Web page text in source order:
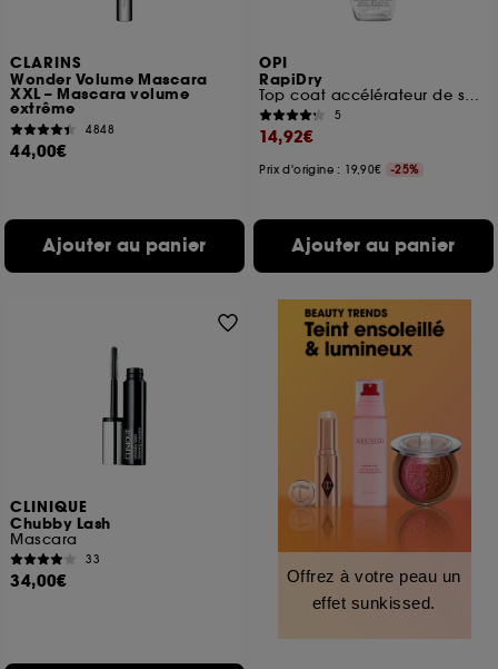
CLARINS
Wonder Volume Mascara
XXL – Mascara volume
extrême
4848
44,00€
Ajouter au panier
OPI
RapiDry
Top coat accélérateur de séchage tenue et brillance jusqu'à 7 jours
5
14,92€
Prix d'origine : 19,90€ -25%
Ajouter au panier
CLINIQUE
Chubby Lash
Mascara
33
34,00€
Offrez à votre peau un
effet sunkissed.